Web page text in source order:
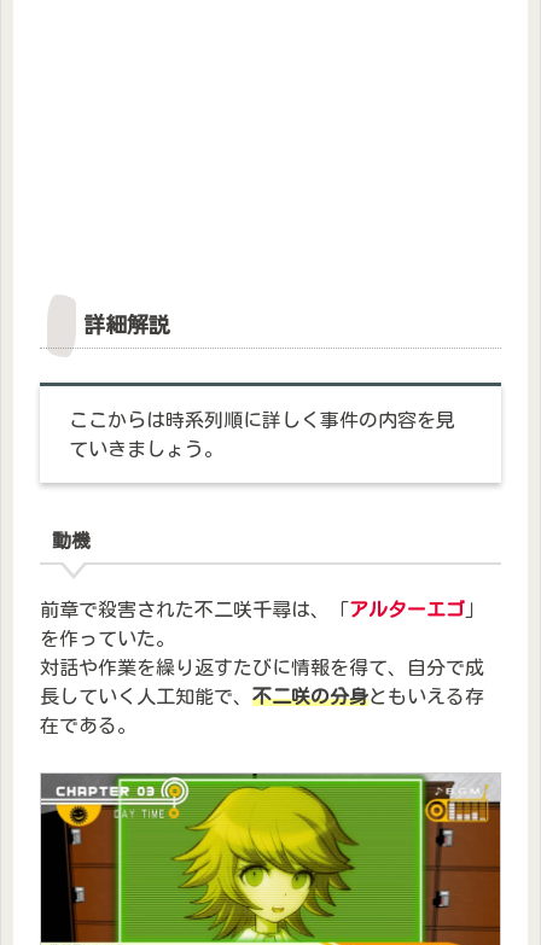
詳細解説
ここからは時系列順に詳しく事件の内容を見
ていきましょう。
動機
前章で殺害された不二咲千尋は、「アルターエゴ 」
を作っていた。
対話や作業を繰り返すたびに情報を得て、自分で成
長していく人工知能で、 不二咲の分身ともいえる存
在である。